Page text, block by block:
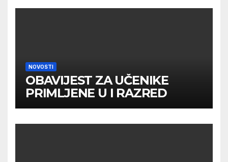
NOVOSTI
OBAVIJEST ZA UČENIKE
PRIMLJENE U I RAZRED